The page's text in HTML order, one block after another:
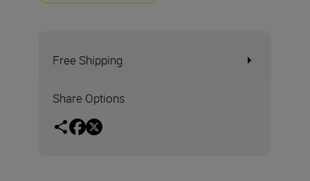
Free Shipping
Share Options